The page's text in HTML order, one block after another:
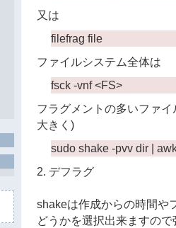
又は
filefrag file
ファイルシステム全体は
fsck -vnf <FS>
フラグメントの多いファ
大きく)
sudo shake -pvv dir |
2. デフラグ
shakeは作成からの時間や
どうかを選択出来ますの